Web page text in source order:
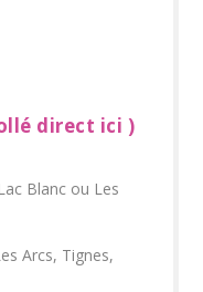
direct ici )
Blanc ou Les
Arcs, Tignes,